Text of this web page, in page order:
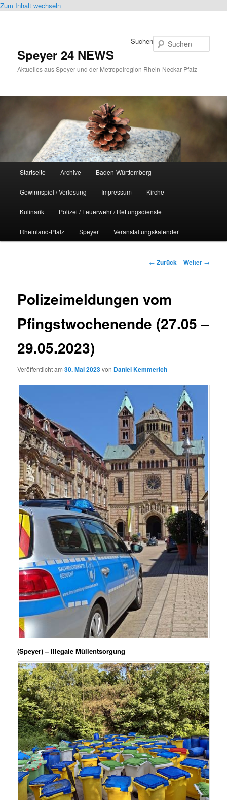
Zum Inhalt wechseln
Speyer 24 NEWS
Aktuelles aus Speyer und der Metropolregion Rhein-Neckar-Pfalz
Suchen
Startseite Archive Baden-Württemberg
Gewinnspiel / Verlosung Impressum Kirche
Kulinarik Polizei / Feuerwehr / Rettungsdienste
Rheinland-Pfalz Speyer Veranstaltungskalender
Beitrags-
← Zurück Weiter →
Polizeimeldungen vom
Pfingstwochenende (27.05 –
29.05.2023)
Veröffentlicht am30. Mai 2023von Daniel Kemmerich
(Speyer) – Illegale Müllentsorgung